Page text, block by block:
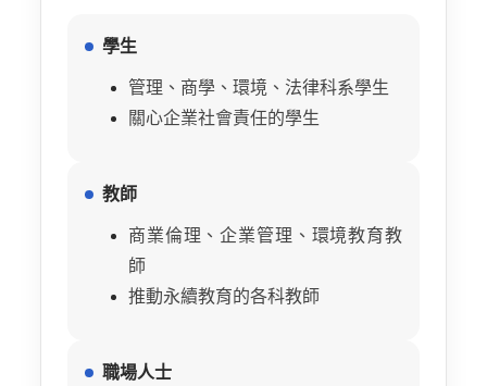
學生
管理、商學、環境、法律科系學生
關心企業社會責任的學生
教師
商業倫理、企業管理、環境教育教
師
推動永續教育的各科教師
職場人士